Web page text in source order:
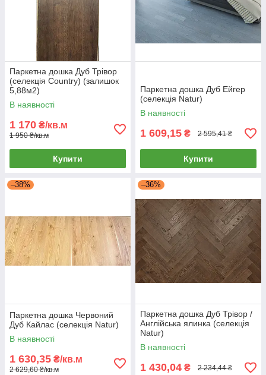
Паркетна дошка Дуб Трівор
(селекція Country) (залишок
5,88м2)
В наявності
1 170 ₴/кв.м
1 950 ₴/кв.м
Купити
Паркетна дошка Дуб Ейгер
(селекція Natur)
В наявності
1 609,15 ₴ 2 595,41 ₴
Купити
–38%
Паркетна дошка Червоний
Дуб Кайлас (селекція Natur)
В наявності
1 630,35 ₴/кв.м
2 629,60 ₴/кв.м
–36%
Паркетна дошка Дуб Трівор /
Англійська ялинка (селекція
Natur)
В наявності
1 430,04 ₴ 2 234,44 ₴